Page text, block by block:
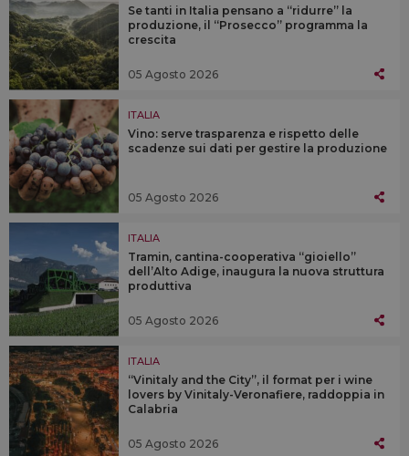
Se tanti in Italia pensano a “ridurre” la
produzione, il “Prosecco” programma la
crescita
05 Agosto 2026
ITALIA
Vino: serve trasparenza e rispetto delle
scadenze sui dati per gestire la produzione
05 Agosto 2026
ITALIA
Tramin, cantina-cooperativa “gioiello”
dell’Alto Adige, inaugura la nuova struttura
produttiva
05 Agosto 2026
ITALIA
“Vinitaly and the City”, il format per i wine
lovers by Vinitaly-Veronafiere, raddoppia in
Calabria
05 Agosto 2026